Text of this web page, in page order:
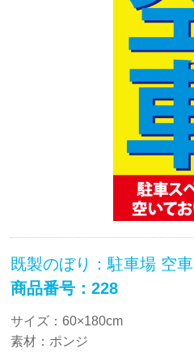
既製のぼり：駐車場 空車
商品番号：228
サイズ：60×180cm
素材：ポンジ